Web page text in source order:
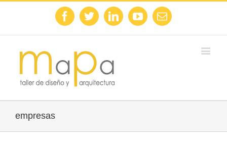
FacebookTwitterLinkedinYoutubeEmail
empresas